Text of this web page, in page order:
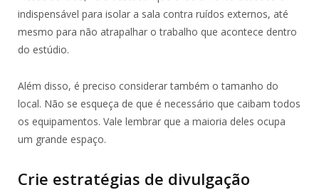
indispensável para isolar a sala contra ruídos externos, até
mesmo para não atrapalhar o trabalho que acontece dentro
do estúdio.
Além disso, é preciso considerar também o tamanho do
local. Não se esqueça de que é necessário que caibam todos
os equipamentos. Vale lembrar que a maioria deles ocupa
um grande espaço.
Crie estratégias de divulgação